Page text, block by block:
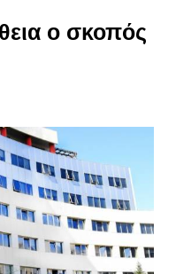
ο σκοπός